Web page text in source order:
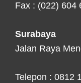
Fax : (022) 604
Surabaya
Jalan Raya
Telepon : 0812